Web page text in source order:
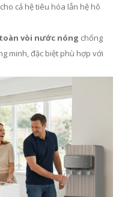
cả hệ tiêu hóa lẫn hệ hô
vòi nước nóng chống
minh, đặc biệt phù hợp với